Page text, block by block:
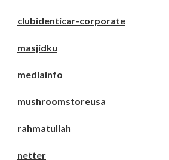
clubidenticar-corporate
masjidku
mediainfo
mushroomstoreusa
rahmatullah
netter